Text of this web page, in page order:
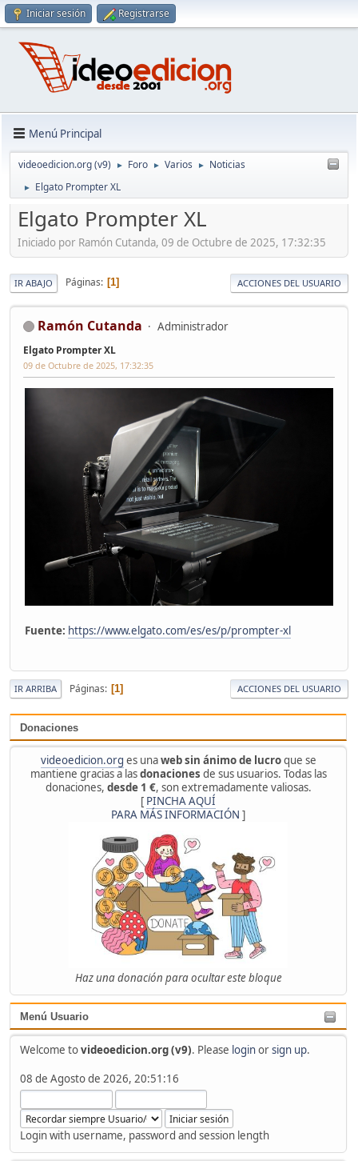
Iniciar sesión Registrarse
Menú Principal
videoedicion.org (v9) ► Foro ► Varios ► Noticias
► Elgato Prompter XL
Donaciones
videoedicion.org es unaweb sin ánimo de lucroque se
mantiene gracias a lasdonaciones de sus usuarios. Todas las
donaciones, desde 1 €, son extremadamente valiosas.
[ PINCHA AQUÍ
PARA MÁS INFORMACIÓN ]
Haz una donación para ocultar este bloque
Menú Usuario
Welcome tovideoedicion.org (v9). Please loginorsign up.
08 de Agosto de 2026, 20:51:16
Login with username, password and session length
Elgato Prompter XL
Iniciado por Ramón Cutanda, 09 de Octubre de 2025, 17:32:35
IR ABAJO Páginas 1 ACCIONES DEL USUARIO
Ramón Cutanda Administrador
Elgato Prompter XL
09 de Octubre de 2025, 17:32:35
Fuente: https://www.elgato.com/es/es/p/prompter-xl
IR ARRIBA Páginas 1 ACCIONES DEL USUARIO